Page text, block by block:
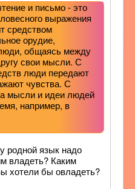
и письмо - это
выражения
средством
орудие,
общаясь между
свои мысли. С
люди передают
чувства. С
мысли и идеи людей
например, в
родной язык надо
владеть? Каким
хотели бы овладеть?